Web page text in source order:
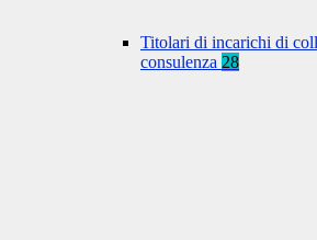
Titolari di incarichi di
consulenza 28